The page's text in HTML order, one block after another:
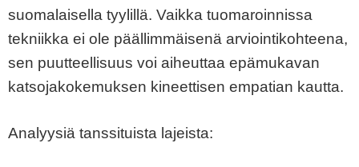
suomalaisella tyylillä. Vaikka tuomaroinnissa
tekniikka ei ole päällimmäisenä arviointikohteena,
sen puutteellisuus voi aiheuttaa epämukavan
katsojakokemuksen kineettisen empatian kautta.
Analyysiä tanssituista lajeista: